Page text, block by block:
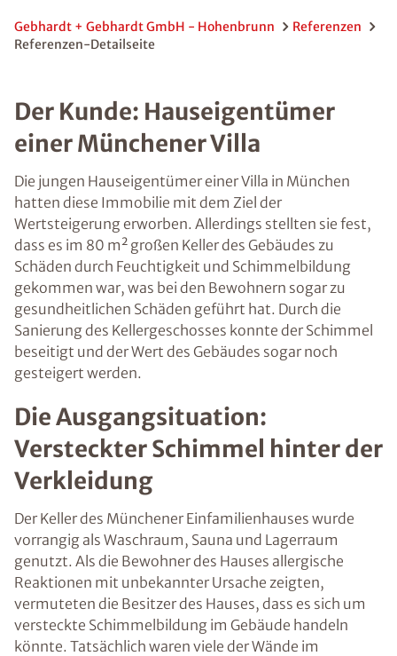
Gebhardt + Gebhardt GmbH - Hohenbrunn
Referenzen
Referenzen-Detailseite
Der Kunde: Hauseigentümer
einer Münchener Villa
Die jungen Hauseigentümer einer Villa in München
hatten diese Immobilie mit dem Ziel der
Wertsteigerung erworben. Allerdings stellten sie fest,
dass es im 80 m² großen Keller des Gebäudes zu
Schäden durch Feuchtigkeit und Schimmelbildung
gekommen war, was bei den Bewohnern sogar zu
gesundheitlichen Schäden geführt hat. Durch die
Sanierung des Kellergeschosses konnte der Schimmel
beseitigt und der Wert des Gebäudes sogar noch
gesteigert werden.
Die Ausgangsituation:
Versteckter Schimmel hinter der
Verkleidung
Der Keller des Münchener Einfamilienhauses wurde
vorrangig als Waschraum, Sauna und Lagerraum
genutzt. Als die Bewohner des Hauses allergische
Reaktionen mit unbekannter Ursache zeigten,
vermuteten die Besitzer des Hauses, dass es sich um
versteckte Schimmelbildung im Gebäude handeln
könnte. Tatsächlich waren viele der Wände im